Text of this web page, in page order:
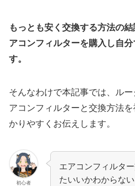
もっとも安く交換する方法の
アコンフィルターを購入し自
す。
そんなわけで本記事では、ル
アコンフィルターと交換方法
かりやすくお伝えします。
初心者
エアコンフィルタ
たいいかわからな